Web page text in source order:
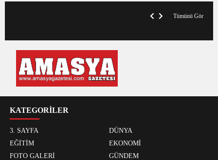
Tümünü Gör
KATEGORİLER
3. SAYFA
DÜNYA
EĞİTİM
EKONOMİ
FOTO GALERİ
GÜNDEM